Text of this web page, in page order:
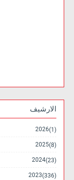
الارشيف
2026 (1)
2025 (8)
2024 (23)
2023 (336)